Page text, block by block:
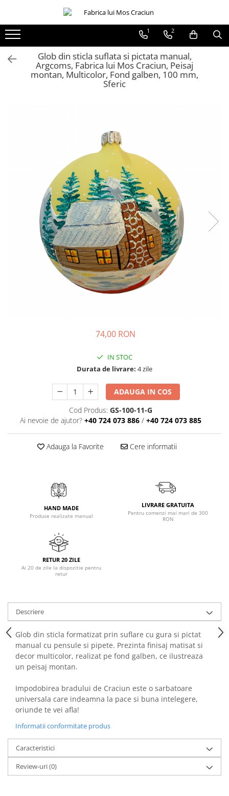
Ø120
Sferice
1 2
Glob din sticla suflata si pictata manual,
Argcoms, Fabrica lui Mos Craciun, Peisaj
montan, Multicolor, Fond galben, 100 mm,
Sferic
74,00 RON
IN STOC
Durata de livrare: 4 zile
ADAUGA IN COS
Cod Produs: GS-100-11-G
Ai nevoie de ajutor? +40 724 073 886 / +40 724 073 885
Adauga la Favorite Cere informatii
HAND MADE
Produse realizate manual
LIVRARE GRATUITA
Pentru comenzi mai mari de 300
RON
RETUR 20 ZILE
Ai 20 de zile la dispozitie pentru
retur
Descriere
Glob din sticla formatizat prin suflare cu gura si pictat
manual cu pensule si pipete. Prezinta finisaj matisat si
decor multicolor, realizat pe fond galben, ce ilustreaza
un peisaj montan.
Impodobirea bradului de Craciun este o sarbatoare
universala care indeamna la pace si buna intelegere,
oriunde te vei afla!
Informatii conformitate produs
Caracteristici
Review-uri(0)